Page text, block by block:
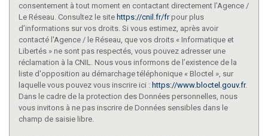
consentement à tout moment en contactant directement l’Agence /
Le Réseau. Consultez le site https://cnil.fr/frpour plus
d’informations sur vos droits. Si vous estimez, après avoir
contacté l'Agence / le Réseau, que vos droits « Informatique et
Libertés » ne sont pas respectés, vous pouvez adresser une
réclamation à la CNIL. Nous vous informons de l’existence de la
liste d'opposition au démarchage téléphonique « Bloctel », sur
laquelle vous pouvez vous inscrire ici : https://www.bloctel.gouv.fr.
Dans le cadre de la protection des Données personnelles, nous
vous invitons à ne pas inscrire de Données sensibles dans le
champ de saisie libre.